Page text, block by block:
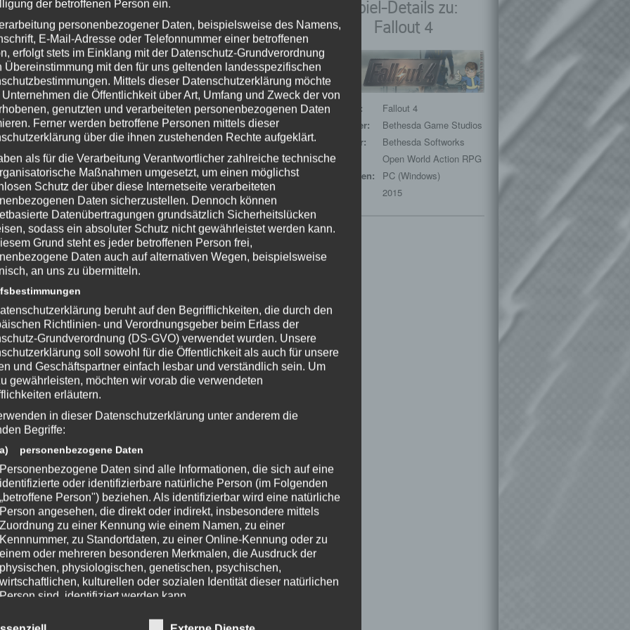
Studios
bitte die Entwickler und kaufe Dir das Spiel im Original!
🙂
Media-Unternehmen. Bethesda, Bethesda Softworks, Bethesda
Logos sind Marken oder eingetragene Marken von ZeniMax Media
Alle übrigen Marken und Handelsnamen sind Eigentum ihrer jeweiligen
Bewertung da!
einen Kommentar
Spiel-Details zu:
Fallout 4
Spieltitel:
Fallout 4
Entwickler:
Bethesda Game Studios
Publisher:
Bethesda Softworks
Genre:
Open World Action RPG
Plattformen:
PC (Windows)
2015
der betroffenen Person ein.
personenbezogener Daten, beispielsweise des Namens,
E-Mail-Adresse oder Telefonnummer einer betroffenen
erfolgt stets im Einklang mit der Datenschutz-Grundverordnung
Übereinstimmung mit den für uns geltenden landesspezifischen
Mittels dieser Datenschutzerklärung möchte
Unternehmen die Öffentlichkeit über Art, Umfang und Zweck der von
genutzten und verarbeiteten personenbezogenen Daten
Ferner werden betroffene Personen mittels dieser
über die ihnen zustehenden Rechte aufgeklärt.
als für die Verarbeitung Verantwortlicher zahlreiche technische
Maßnahmen umgesetzt, um einen möglichst
Schutz der über diese Internetseite verarbeiteten
Daten sicherzustellen. Dennoch können
Datenübertragungen grundsätzlich Sicherheitslücken
sodass ein absoluter Schutz nicht gewährleistet werden kann.
Grund steht es jeder betroffenen Person frei,
Daten auch auf alternativen Wegen, beispielsweise
an uns zu übermitteln.
beruht auf den Begrifflichkeiten, die durch den
Richtlinien- und Verordnungsgeber beim Erlass der
Grundverordnung (DS-GVO) verwendet wurden. Unsere
soll sowohl für die Öffentlichkeit als auch für unsere
und Geschäftspartner einfach lesbar und verständlich sein. Um
gewährleisten, möchten wir vorab die verwendeten
erläutern.
in dieser Datenschutzerklärung unter anderem die
Begriffe:
a) personenbezogene Daten
Personenbezogene Daten sind alle Informationen, die sich auf eine
identifizierte oder identifizierbare natürliche Person (im Folgenden
„betroffene Person") beziehen. Als identifizierbar wird eine natürliche
Person angesehen, die direkt oder indirekt, insbesondere mittels
Zuordnung zu einer Kennung wie einem Namen, zu einer
Kennnummer, zu Standortdaten, zu einer Online-Kennung oder zu
einem oder mehreren besonderen Merkmalen, die Ausdruck der
physischen, physiologischen, genetischen, psychischen,
wirtschaftlichen, kulturellen oder sozialen Identität dieser natürlichen
Person sind, identifiziert werden kann.